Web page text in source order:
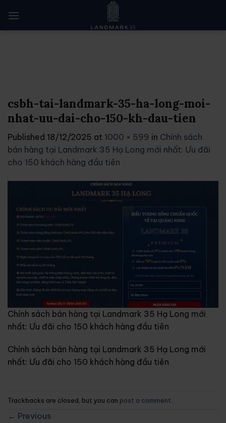
content
csbh-tai-landmark-35-ha-long-moi-
nhat-uu-dai-cho-150-kh-dau-tien
Published 18/12/2025 at 1000 × 599 in Chính sách
bán hàng tại Landmark 35 Hạ Long mới nhất: Ưu đãi
cho 150 khách hàng đầu tiên
Chính sách bán hàng tại Landmark 35 Hạ Long mới
nhất: Ưu đãi cho 150 khách hàng đầu tiên
Chính sách bán hàng tại Landmark 35 Hạ Long mới
nhất: Ưu đãi cho 150 khách hàng đầu tiên
Trackbacks are closed, but you can post a comment
← Previous